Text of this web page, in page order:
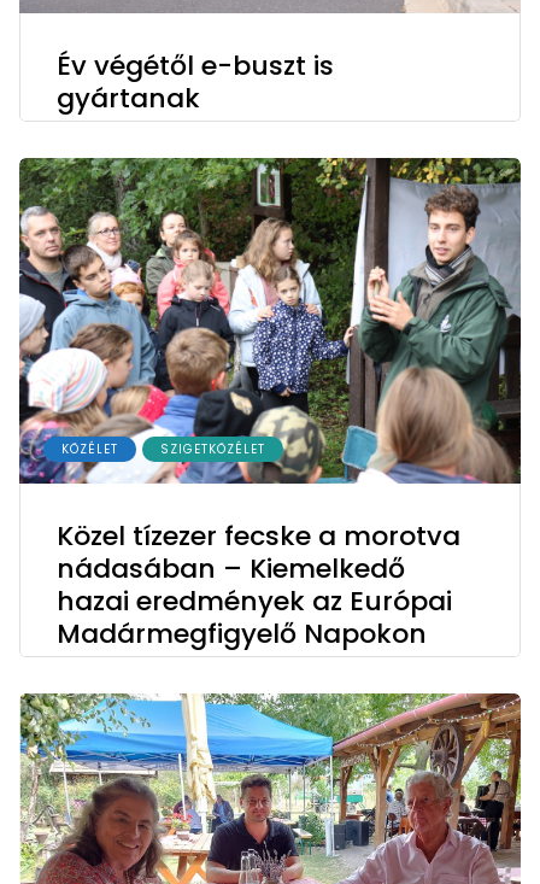
Év végétől e-buszt is
gyártanak
KÖZÉLET SZIGETKÖZÉLET
Közel tízezer fecske a morotva
nádasában – Kiemelkedő
hazai eredmények az Európai
Madármegfigyelő Napokon